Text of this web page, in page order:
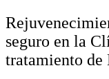
seguro en la
tratamiento de